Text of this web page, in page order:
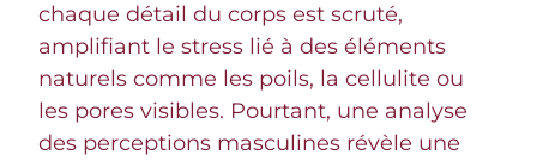
chaque détail du corps est scruté,
amplifiant le stress lié à des éléments
naturels comme les poils, la cellulite ou
les pores visibles. Pourtant, une analyse
des perceptions masculines révèle une